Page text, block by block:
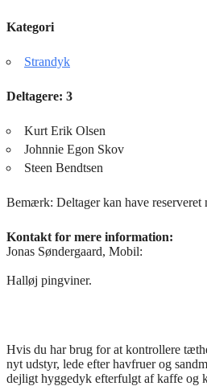
Kategori
Strandyk
Deltagere: 3
Kurt Erik Olsen
Johnnie Egon Skov
Steen Bendtsen
Bemærk: Deltager kan have reserveret
Kontakt for mere information:
Jonas Søndergaard, Mobil:
Halløj pingviner.
Hvis du har brug for at kontrollere
nyt udstyr, lede efter havfruer og
dejligt hyggedyk efterfulgt af kaffe og